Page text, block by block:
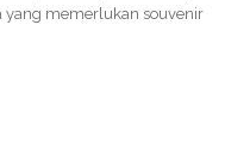
yang memerlukan souvenir